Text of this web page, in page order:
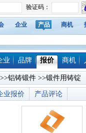
企业 产品 商机
业 品牌 报价 商机
>>铝铸锻件 >>锻件用铸锭
业报价 产品评论